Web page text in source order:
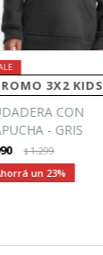
3X2 KIDS
CON
- GRIS
$1.299
23